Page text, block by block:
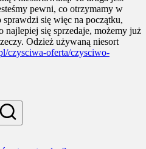
pewni, co otrzymamy w
się więc na początku,
się sprzedaje, możemy już
Odzież używaną niesort
czysciwa-oferta/czysciwo-